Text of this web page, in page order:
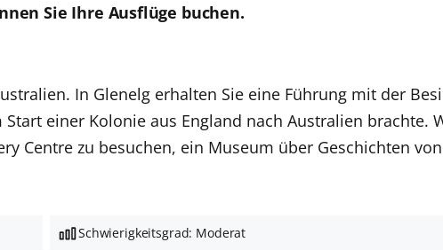
Sie Ihre Ausflüge buchen.
In Glenelg erhalten Sie eine Führung mit der
einer Kolonie aus England nach Australien brachte.
Centre zu besuchen, ein Museum über Geschichten
Schwierigkeitsgrad: Moderat